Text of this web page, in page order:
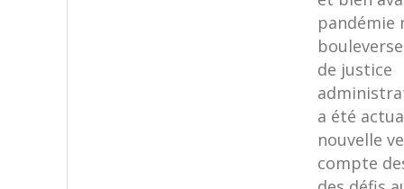
pandémie
de justice
a été
nouvelle
compte